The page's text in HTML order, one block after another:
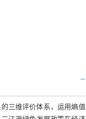
三维评价体系，运用熵值